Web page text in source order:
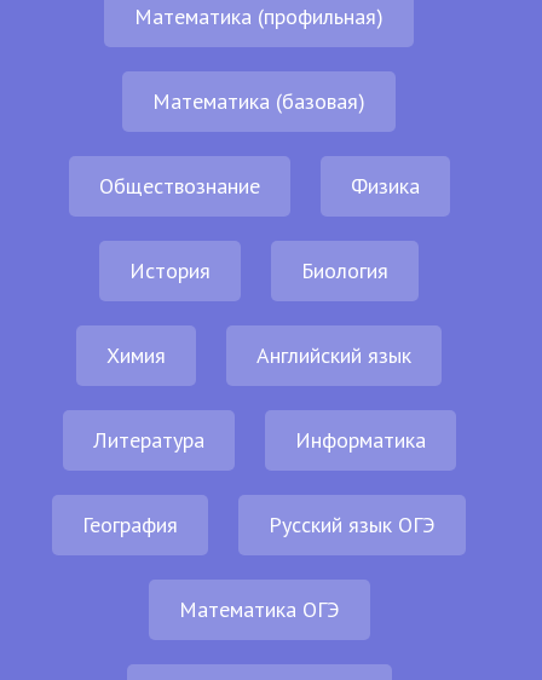
Математика (профильная)
Математика (базовая)
Обществознание Физика
История Биология
Химия Английский язык
Литература Информатика
География Русский язык ОГЭ
Математика ОГЭ